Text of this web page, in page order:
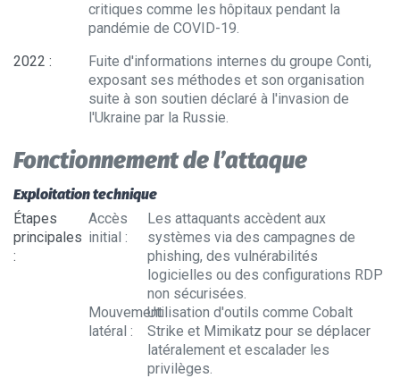
critiques comme les hôpitaux pendant la
pandémie de COVID-19.
2022 :
Fuite d'informations internes du groupe Conti,
exposant ses méthodes et son organisation
suite à son soutien déclaré à l'invasion de
l'Ukraine par la Russie.
Fonctionnement de l’attaque
Exploitation technique
Étapes
principales
:
Accès
initial :
Les attaquants accèdent aux
systèmes via des campagnes de
phishing, des vulnérabilités
logicielles ou des configurations RDP
non sécurisées.
Mouvement
latéral :
Utilisation d'outils comme Cobalt
Strike et Mimikatz pour se déplacer
latéralement et escalader les
privilèges.